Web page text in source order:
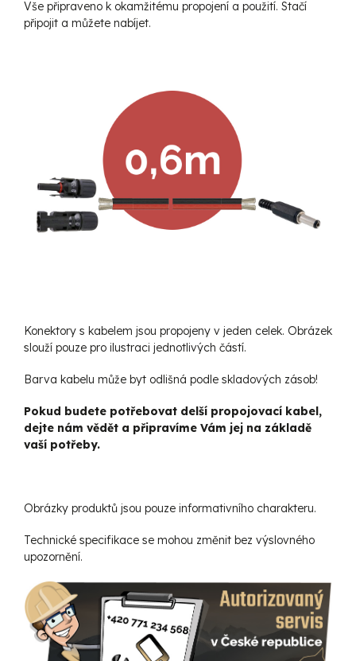
Vše připraveno k okamžitému propojení a použití. Stačí
připojit a můžete nabíjet.
Konektory s kabelem jsou propojeny v jeden celek. Obrázek
slouží pouze pro ilustraci jednotlivých částí.
Barva kabelu může byt odlišná podle skladových zásob!
Pokud budete potřebovat delší propojovací kabel,
dejte nám vědět a připravíme Vám jej na základě
vaší potřeby.
Obrázky produktů jsou pouze informativního charakteru.
Technické specifikace se mohou změnit bez výslovného
upozornění.